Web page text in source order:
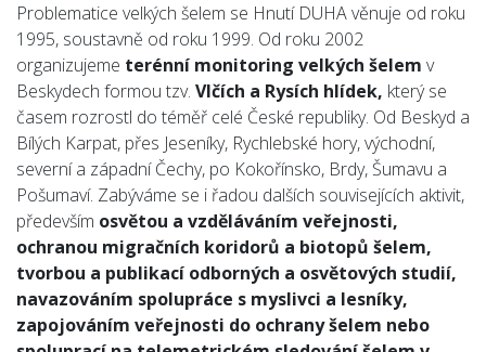
Problematice velkých šelem se Hnutí DUHA věnuje od roku
1995, soustavně od roku 1999. Od roku 2002
organizujeme terénní monitoring velkých šelem v
Beskydech formou tzv. Vlčích a Rysích hlídek, který se
časem rozrostl do téměř celé České republiky. Od Beskyd a
Bílých Karpat, přes Jeseníky, Rychlebské hory, východní,
severní a západní Čechy, po Kokořínsko, Brdy, Šumavu a
Pošumaví. Zabýváme se i řadou dalších souvisejících aktivit,
především osvětou a vzděláváním veřejnosti,
ochranou migračních koridorů a biotopů šelem,
tvorbou a publikací odborných a osvětových studií,
navazováním spolupráce s myslivci a lesníky,
zapojováním veřejnosti do ochrany šelem nebo